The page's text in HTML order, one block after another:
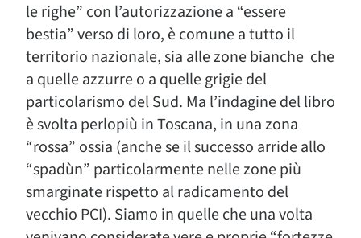
le righe” con l’autorizzazione a “essere
bestia” verso di loro, è comune a tutto il
territorio nazionale, sia alle zone bianche che
a quelle azzurre o a quelle grigie del
particolarismo del Sud. Ma l’indagine del libro
è svolta perlopiù in Toscana, in una zona
“rossa” ossia (anche se il successo arride allo
“spadùn” particolarmente nelle zone più
smarginate rispetto al radicamento del
vecchio PCI). Siamo in quelle che una volta